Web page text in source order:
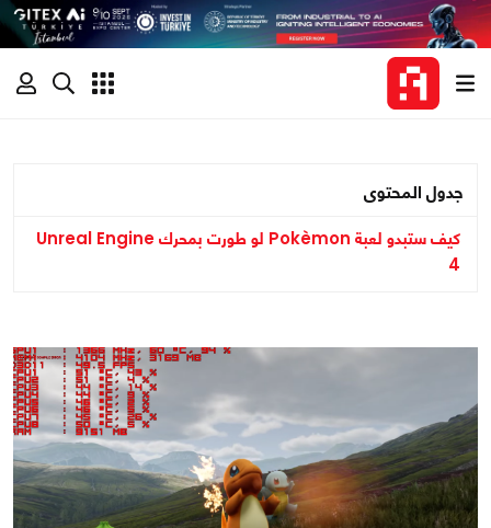
جدول المحتوى
كيف ستبدو لعبة Pokèmon لو طورت بمحرك Unreal Engine
4